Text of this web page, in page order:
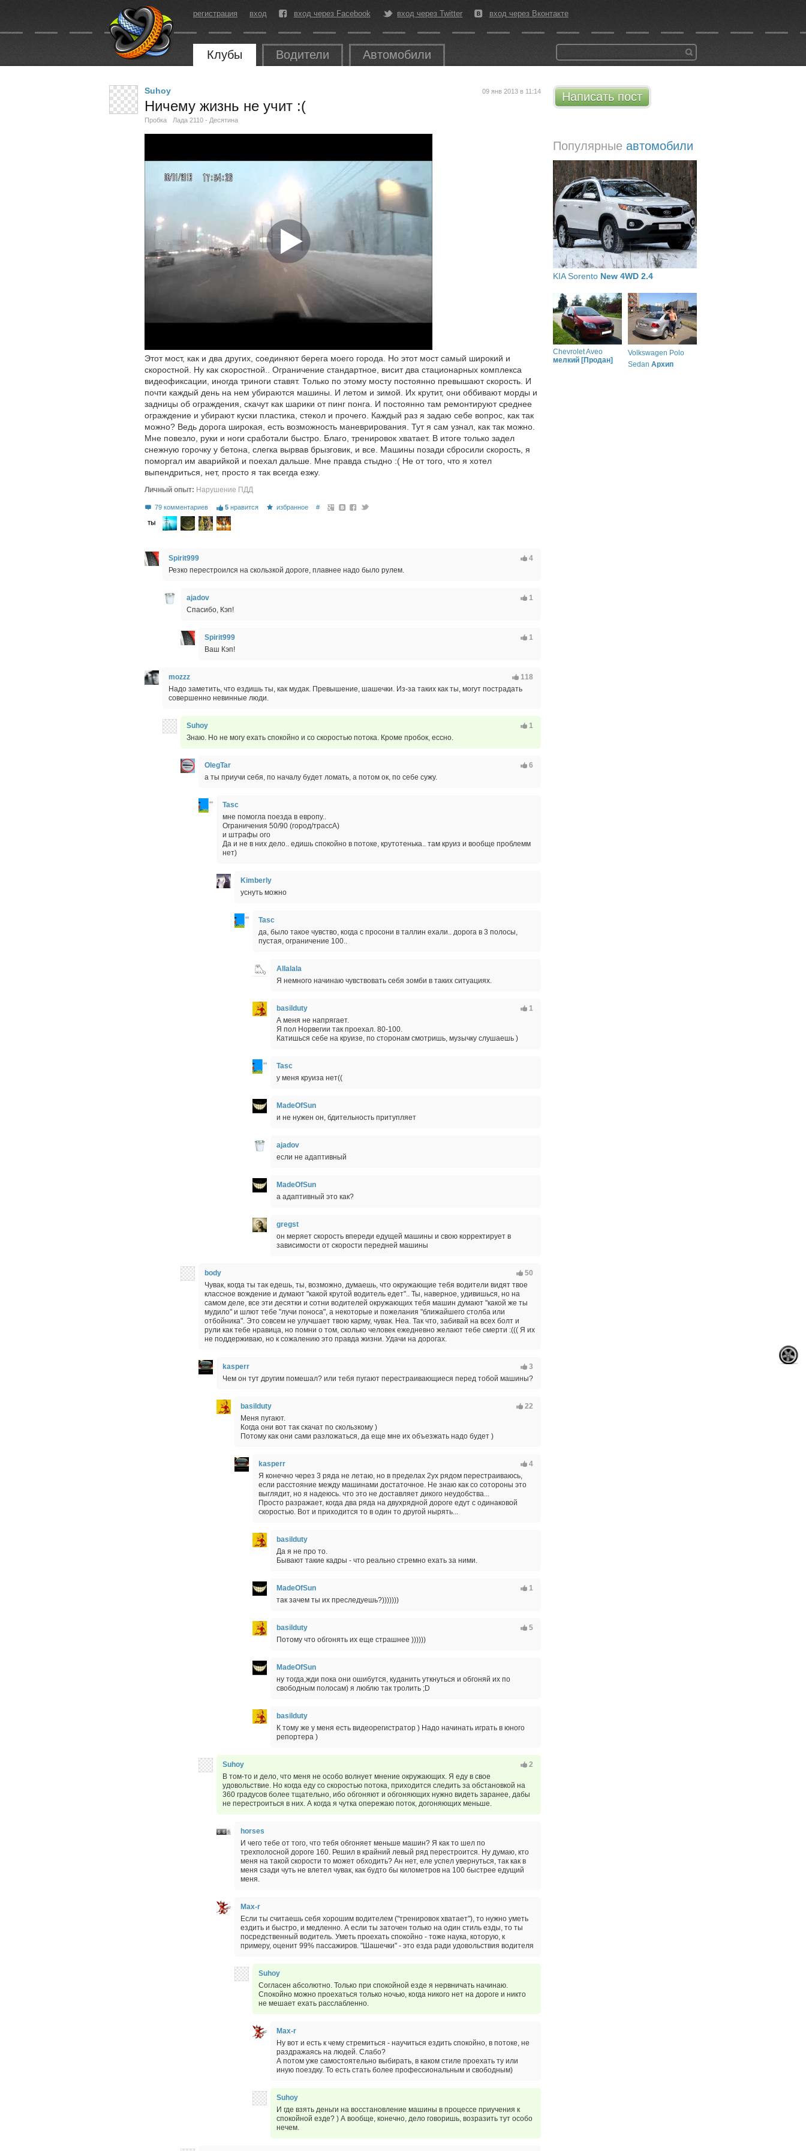
регистрация вход вход через Facebook вход через Twitter вход через Вконтакте
Клубы Водители Автомобили
Написать пост
Популярные автомобили
KIA Sorento New 4WD 2.4
Chevrolet Aveo
мелкий [Продан]
Volkswagen Polo
Sedan Архип
09 янв 2013 в 11:14
Suhoy
Ничему жизнь не учит :(
Пробка Лада 2110 - Десятина
Этот мост, как и два других, соединяют берега моего города. Но этот мост самый широкий и
скоростной. Ну как скоростной.. Ограничение стандартное, висит два стационарных комплекса
видеофиксации, иногда триноги ставят. Только по этому мосту постоянно превышают скорость. И
почти каждый день на нем убираются машины. И летом и зимой. Их крутит, они оббивают морды и
задницы об ограждения, скачут как шарики от пинг понга. И постоянно там ремонтируют среднее
ограждение и убирают куски пластика, стекол и прочего. Каждый раз я задаю себе вопрос, как так
можно? Ведь дорога широкая, есть возможность маневрирования. Тут я сам узнал, как так можно.
Мне повезло, руки и ноги сработали быстро. Благо, тренировок хватает. В итоге только задел
снежную горочку у бетона, слегка вырвав брызговик, и все. Машины позади сбросили скорость, я
поморгал им аварийкой и поехал дальше. Мне правда стыдно :( Не от того, что я хотел
выпендриться, нет, просто я так всегда езжу.
Личный опыт: Нарушение ПДД
79 комментариев 5 нравится избранное #
4
Spirit999
Резко перестроился на скользкой дороге, плавнее надо было рулем.
1
ajadov
Спасибо, Кэп!
1
Spirit999
Ваш Кэп!
118
mozzz
Надо заметить, что ездишь ты, как мудак. Превышение, шашечки. Из-за таких как ты, могут пострадать
совершенно невинные люди.
1
Suhoy
Знаю. Но не могу ехать спокойно и со скоростью потока. Кроме пробок, ессно.
6
OlegTar
а ты приучи себя, по началу будет ломать, а потом ок, по себе сужу.
Tasc
мне помогла поезда в европу..
Ограничения 50/90 (город/трассА)
и штрафы ого
Да и не в них дело.. едишь спокойно в потоке, крутотенька.. там круиз и вообще проблемм
нет)
Kimberly
уснуть можно
Tasc
да, было такое чувство, когда с просони в таллин ехали.. дорога в 3 полосы,
пустая, ограничение 100..
Allalala
Я немного начинаю чувствовать себя зомби в таких ситуациях.
1
basilduty
А меня не напрягает.
Я пол Норвегии так проехал. 80-100.
Катишься себе на круизе, по сторонам смотришь, музычку слушаешь )
Tasc
у меня круиза нет((
MadeOfSun
и не нужен он, бдительность притупляет
ajadov
если не адаптивный
MadeOfSun
а адаптивный это как?
gregst
он меряет скорость впереди едущей машины и свою корректирует в
зависимости от скорости передней машины
50
body
Чувак, когда ты так едешь, ты, возможно, думаешь, что окружающие тебя водители видят твое
классное вождение и думают "какой крутой водитель едет".. Ты, наверное, удивишься, но на
самом деле, все эти десятки и сотни водителей окружающих тебя машин думают "какой же ты
мудило" и шлют тебе "лучи поноса", а некоторые и пожелания "ближайшего столба или
отбойника". Это совсем не улучшает твою карму, чувак. Неа. Так что, забивай на всех болт и
рули как тебе нравица, но помни о том, сколько человек ежедневно желают тебе смерти :((( Я их
не поддерживаю, но к сожалению это правда жизни. Удачи на дорогах.
3
kasperr
Чем он тут другим помешал? или тебя пугают перестраивающиеся перед тобой машины?
22
basilduty
Меня пугают.
Когда они вот так скачат по скользкому )
Потому как они сами разложаться, да еще мне их объезжать надо будет )
4
kasperr
Я конечно через 3 ряда не летаю, но в пределах 2ух рядом перестраиваюсь,
если расстояние между машинами достаточное. Не знаю как со сотороны это
выглядит, но я надеюсь. что это не доставляет дикого неудобства...
Просто разражает, когда два ряда на двухрядной дороге едут с одинаковой
скоростью. Вот и приходится то в один то другой нырять...
basilduty
Да я не про то.
Бывают такие кадры - что реально стремно ехать за ними.
1
MadeOfSun
так зачем ты их преследуешь?)))))))
5
basilduty
Потому что обгонять их еще страшнее ))))))
MadeOfSun
ну тогда,жди пока они ошибутся, куданить уткнуться и обгоняй их по
свободным полосам) я люблю так тролить ;D
basilduty
К тому же у меня есть видеорегистратор ) Надо начинать играть в юного
репортера )
2
Suhoy
В том-то и дело, что меня не особо волнует мнение окружающих. Я еду в свое
удовольствие. Но когда еду со скоростью потока, приходится следить за обстановкой на
360 градусов более тщательно, ибо обгоняют и обгоняющих нужно видеть заранее, дабы
не перестроиться в них. А когда я чутка опережаю поток, догоняющих меньше.
horses
И чего тебе от того, что тебя обгоняет меньше машин? Я как то шел по
трехполосной дороге 160. Решил в крайний левый ряд перестроится. Ну думаю, кто
меня на такой скорости то может обходить? Ан нет, еле успел увернуться, так как в
меня сзади чуть не влетел чувак, как будто бы километров на 100 быстрее едущий
меня.
Max-r
Если ты считаешь себя хорошим водителем ("тренировок хватает"), то нужно уметь
ездить и быстро, и медленно. А если ты заточен только на один стиль езды, то ты
посредственный водитель. Уметь проехать спокойно - тоже наука, которую, к
примеру, оценит 99% пассажиров. "Шашечки" - это езда ради удовольствия водителя
Suhoy
Согласен абсолютно. Только при спокойной езде я нервничать начинаю.
Спокойно можно проехаться только ночью, когда никого нет на дороге и никто
не мешает ехать расслабленно.
Max-r
Ну вот и есть к чему стремиться - научиться ездить спокойно, в потоке, не
раздражаясь на людей. Слабо?
А потом уже самостоятельно выбирать, в каком стиле проехать ту или
иную поездку. То есть стать более профессиональным и свободным)
Suhoy
И где взять деньги на восстановление машины в процессе приучения к
спокойной езде? ) А вообще, конечно, дело говоришь, возразить тут особо
нечем.